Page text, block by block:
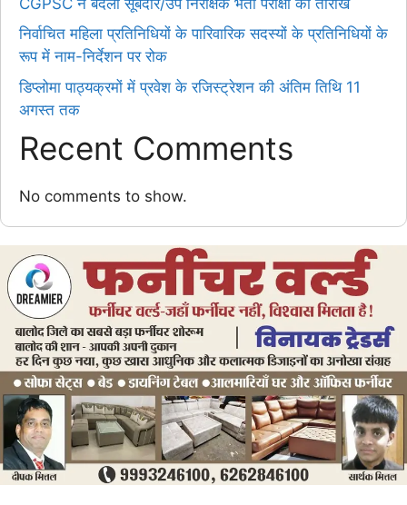
निर्वाचित महिला प्रतिनिधियों के पारिवारिक सदस्यों के प्रतिनिधियों के
रूप में नाम-निर्देशन पर रोक
डिप्लोमा पाठ्यक्रमों में प्रवेश के रजिस्ट्रेशन की अंतिम तिथि 11
अगस्त तक
Recent Comments
No comments to show.